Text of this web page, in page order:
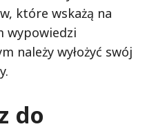
które wskażą na
wypowiedzi
należy wyłożyć swój
do